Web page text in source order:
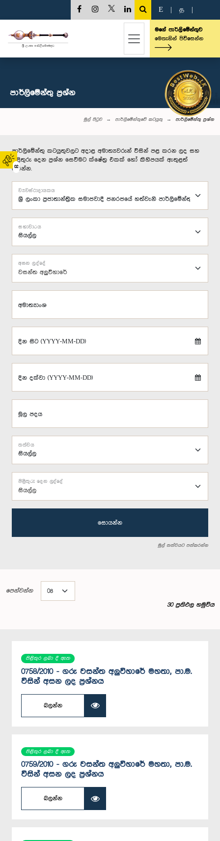
02
E த
මගේ පාර්ලිමේන්තුව
මෙතැනින් පිවිසෙන්න
පාර්ලි‌මේන්තු‌ ප්‍රශ්න
මුල් පිටුව පාර්ලිමේන්තුවේ කටයුතු පාර්ලි‌මේන්තු‌ ප්‍රශ්න
පාර්ලිමේන්තු කටයුතුවලට අදාළ අමාත්‍යවරුන් විසින් පළ කරන ලද සහ
පිළිතුරු දෙන ප්‍රශ්න සෙවීමට ක්ෂේත්‍ර එකක් හෝ කිහිපයක් ඇතුළත්
කරන්න.
ව්‍යවස්ථාදායකය
සභාවාරය
වසන්ත අලුවිහාරේ
අසන ලද්දේ
අමාත්‍යාංශ
දින සිට (YYYY-MM-DD)
දින දක්වා (YYYY-MM-DD)
මූල පදය
තත්වය
සියල්ල
පිළිතුරු දෙන ලද්දේ
සොයන්න
මුල් තත්වයට පත්කරන්න
පෙන්වන්න
30 ප්‍රතිඵල හමුවිය
පිළිතුර ලබා දී ඇත
0758/2010 - ගරු වසන්ත අලුවිහාරේ මහතා, පා.ම.
විසින් අසන ලද ප්‍රශ්නය
බලන්න
පිළිතුර ලබා දී ඇත
0759/2010 - ගරු වසන්ත අලුවිහාරේ මහතා, පා.ම.
විසින් අසන ලද ප්‍රශ්නය
බලන්න